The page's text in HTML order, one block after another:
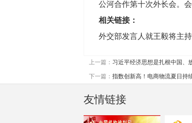
公河合作第十次外长会。
相关链接：
外交部发言人就王毅将主
上一篇： 习近平经济思想是扎根中国、
下一篇： 指数创新高！电商物流夏日持
友情链接